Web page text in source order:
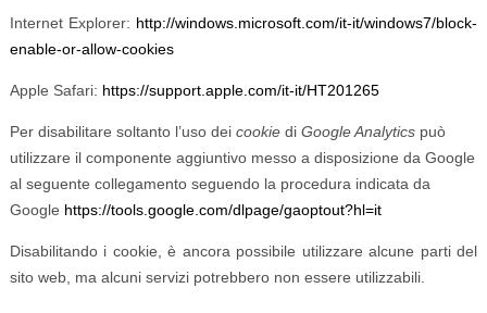
Internet Explorer: http://windows.microsoft.com/it-it/windows7/block-
enable-or-allow-cookies
Apple Safari: https://support.apple.com/it-it/HT201265
Per disabilitare soltanto l’uso dei cookie di Google Analytics può
utilizzare il componente aggiuntivo messo a disposizione da Google
al seguente collegamento seguendo la procedura indicata da
Google https://tools.google.com/dlpage/gaoptout?hl=it
Disabilitando i cookie, è ancora possibile utilizzare alcune parti del
sito web, ma alcuni servizi potrebbero non essere utilizzabili.